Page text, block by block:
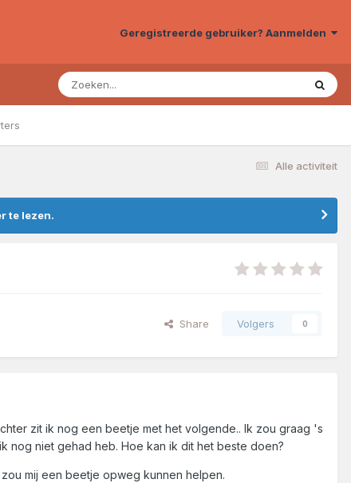
Geregistreerde gebruiker? Aanmelden
Alle activiteit
te lezen.
Share Volgers 0
zit ik nog een beetje met het volgende.. Ik zou graag 's
nog niet gehad heb. Hoe kan ik dit het beste doen?
mij een beetje opweg kunnen helpen.